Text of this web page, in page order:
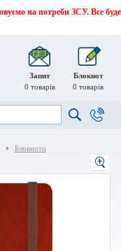
на потреби ЗСУ. Все буде
Запит
0 товарів
Блокнот
0 товарів
Блокноти